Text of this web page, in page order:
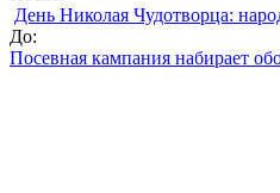
День Николая Чудотворца:
До:
Посевная кампания набирает